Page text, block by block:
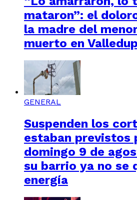
mataron”: el
la madre del
muerto en
GENERAL
Suspenden los
estaban previstos
domingo 9 de
su barrio ya no se
energía